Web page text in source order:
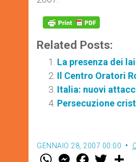
Related Posts:
La presenza dei
Il Centro Oratori
Italia: nuovi
Persecuzione
GENNAIO 28, 2007 00:00
W M F